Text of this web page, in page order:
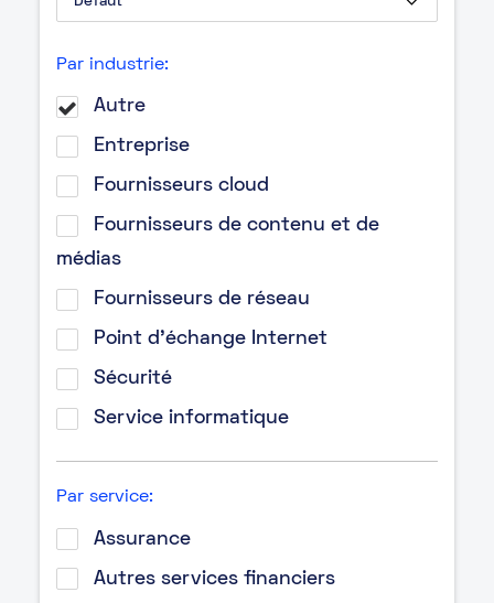
Par industrie:
Autre
Entreprise
Fournisseurs cloud
Fournisseurs de contenu et de
médias
Fournisseurs de réseau
Point d’échange Internet
Sécurité
Service informatique
Par service:
Assurance
Autres services financiers